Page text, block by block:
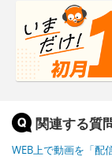
関連する質
WEB上で動画を「配